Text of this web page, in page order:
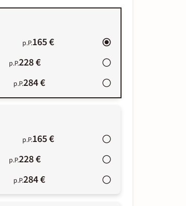
p.P.165 €
p.P.228 €
p.P.284 €
p.P.165 €
p.P.228 €
p.P.284 €